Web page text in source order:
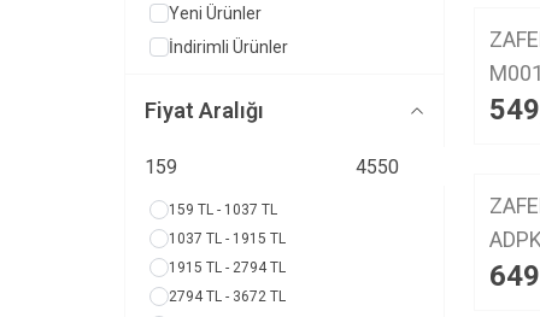
Yeni Ürünler
İndirimli Ürünler
Fiyat Aralığı
159 TL - 1037 TL
1037 TL - 1915 TL
1915 TL - 2794 TL
2794 TL - 3672 TL
YENI
YENI